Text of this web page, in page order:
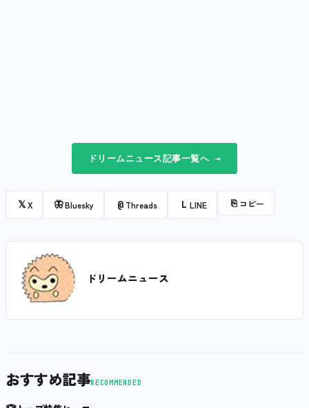
ドリームニュース記事一覧へ →
𝕏X 🦋Bluesky @ Threads L LINE ⎘ コピー
ドリームニュース
おすすめ記事RECOMMENDED